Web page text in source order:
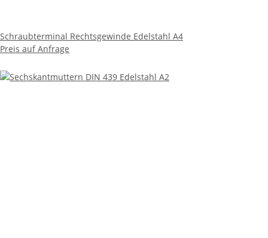
Schraubterminal Rechtsgewinde Edelstahl A4
Preis auf Anfrage